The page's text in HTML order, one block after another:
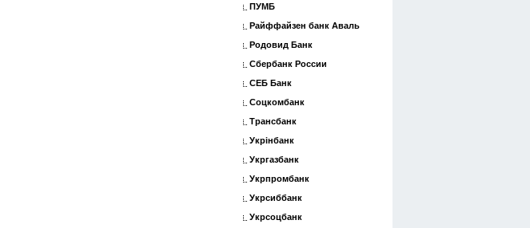
ПУМБ
Райффайзен банк Аваль
Родовид Банк
Сбербанк России
СЕБ Банк
Соцкомбанк
Трансбанк
Укрінбанк
Укргазбанк
Укрпромбанк
Укрсиббанк
Укрсоцбанк